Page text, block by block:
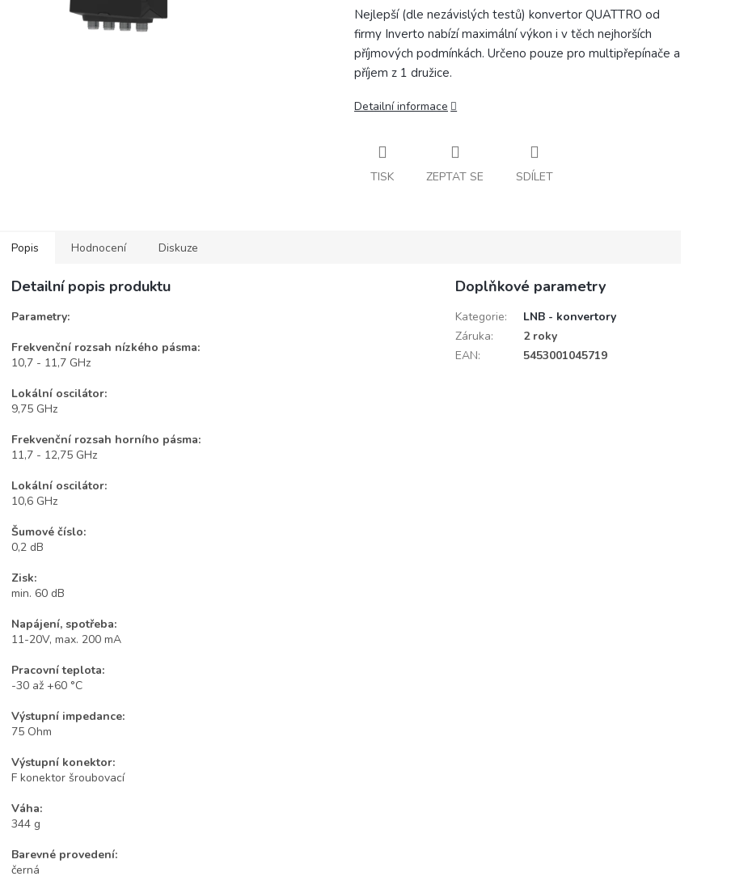
Nejlepší (dle nezávislých testů) konvertor QUATTRO od
firmy Inverto nabízí maximální výkon i v těch nejhorších
příjmových podmínkách. Určeno pouze pro multipřepínače a
příjem z 1 družice.
Detailní informace
TISK ZEPTAT SE SDÍLET
Popis Hodnocení Diskuze
Detailní popis produktu
Parametry:
Frekvenční rozsah nízkého pásma:
10,7 - 11,7 GHz
Lokální oscilátor:
9,75 GHz
Frekvenční rozsah horního pásma:
11,7 - 12,75 GHz
Lokální oscilátor:
10,6 GHz
Šumové číslo:
0,2 dB
Zisk:
min. 60 dB
Napájení, spotřeba:
11-20V, max. 200 mA
Pracovní teplota:
-30 až +60 °C
Výstupní impedance:
75 Ohm
Výstupní konektor:
F konektor šroubovací
Váha:
344 g
Barevné provedení:
černá
Doplňkové parametry
Kategorie:
LNB - konvertory
Záruka:
2 roky
EAN: 5453001045719